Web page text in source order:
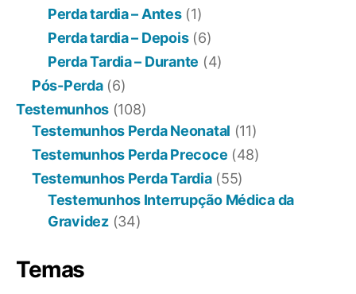
Perda tardia – Antes(1)
Perda tardia – Depois(6)
Perda Tardia – Durante (4)
Pós-Perda(6)
Testemunhos (108)
Testemunhos Perda Neonatal (11)
Testemunhos Perda Precoce (48)
Testemunhos Perda Tardia(55)
Testemunhos Interrupção Médica da
Gravidez(34)
Temas